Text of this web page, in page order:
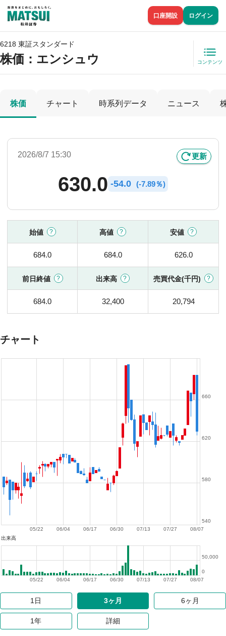
口座開設 ログイン
6218 東証スタンダード
株価 ：エンシュウ コンテンツ
株価 チャート 時系列データ ニュース
2026/8/7 15:30 更新
630.0 -54.0 (-7.89％)
始値 高値 安値
684.0 684.0 626.0
前日終値 出来高 売買代金(千円)
684.0 32,400 20,794
チャート
08/07
07/27
07/13
06/30
06/17
06/04
05/22
540
580
620
660
出来高
08/07
07/27
07/13
06/30
06/17
06/04
05/22
0
50,000
1日 3ヶ月 6ヶ月
1年 詳細